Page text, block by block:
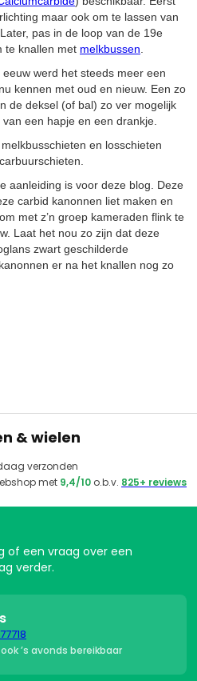
maar ook om te lassen van
pas in de loop van de 19e
te knallen met melkbussen
werd het steeds meer een
kennen met oud en nieuw. Een zo
de deksel (of bal) zo ver mogelijk
een hapje en een drankje.
en losschieten
aanleiding is voor deze blog. Deze
carbid kanonnen liet maken en
met z’n groep kameraden flink te
Laat het nou zo zijn dat deze
zwart geschilderde
er na het knallen nog zo
& wielen
verzonden
met 9,4/10 o.b.v. 825+ reviews
of een vraag over een
verder.
’s avonds bereikbaar